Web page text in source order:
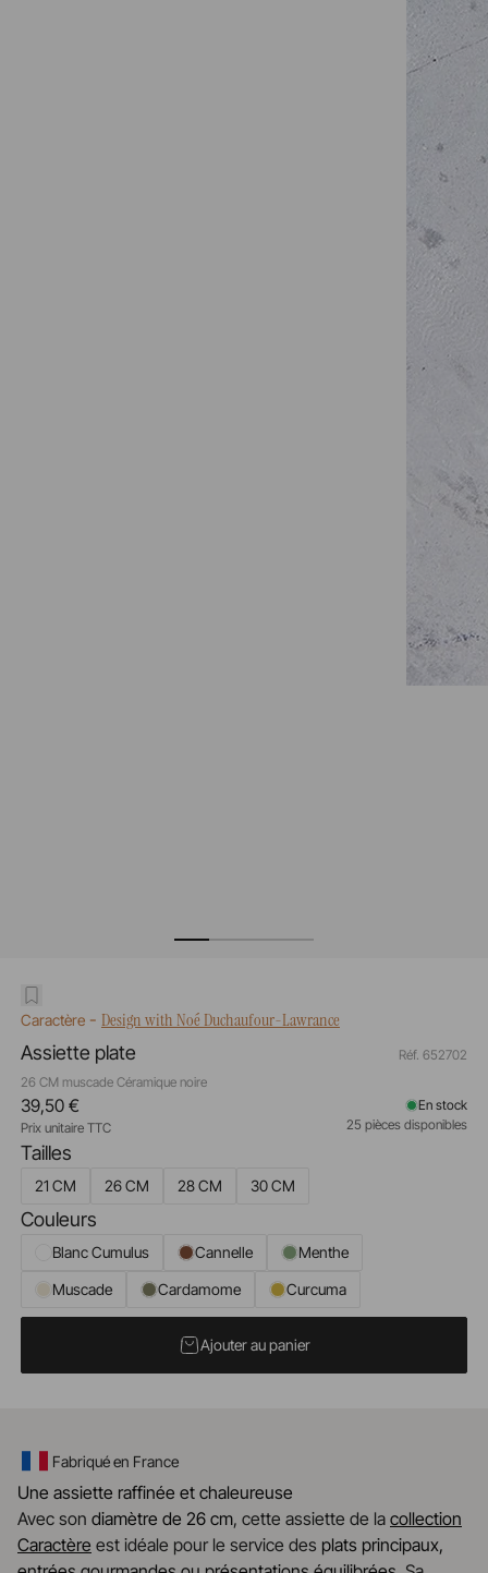
Caractère- Design with Noé Duchaufour-Lawrance
Assiette plate
26 CM muscade Céramique noire
Réf. 652702
Tailles
21 CM 26 CM 28 CM 30 CM
Couleurs
Blanc Cumulus Cannelle
Menthe
Muscade
Cardamome Curcuma
39,50 €
Prix unitaire TTC
En stock
25 pièces disponibles
Ajouter au panier
Fabriqué en France
Une assiette raffinée et chaleureuse
Avec son diamètre de 26 cm, cette assiette de la collection
Caractère est idéale pour le service des plats principaux,